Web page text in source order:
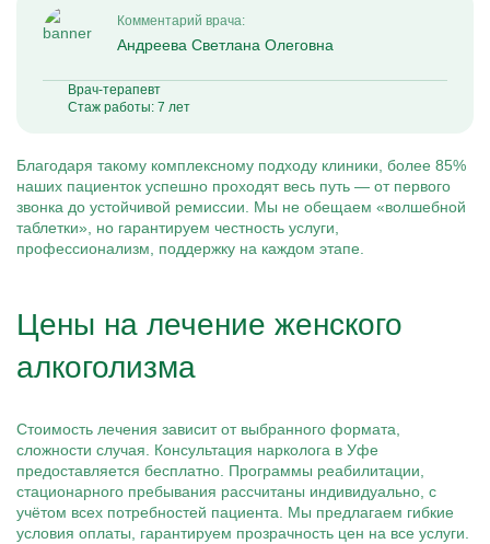
Комментарий врача:
Андреева Светлана Олеговна
Врач-терапевт
Стаж работы: 7 лет
Благодаря такому комплексному подходу клиники, более 85%
наших пациенток успешно проходят весь путь — от первого
звонка до устойчивой ремиссии. Мы не обещаем «волшебной
таблетки», но гарантируем честность услуги,
профессионализм, поддержку на каждом этапе.
Цены на лечение женского
алкоголизма
Стоимость лечения зависит от выбранного формата,
сложности случая. Консультация нарколога в Уфе
предоставляется бесплатно. Программы реабилитации,
стационарного пребывания рассчитаны индивидуально, с
учётом всех потребностей пациента. Мы предлагаем гибкие
условия оплаты, гарантируем прозрачность цен на все услуги.